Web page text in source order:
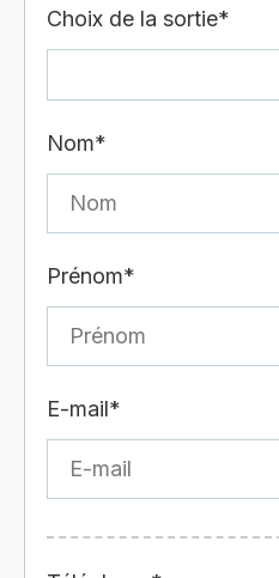
Choix de la sortie*
Nom*
Prénom*
E-mail*